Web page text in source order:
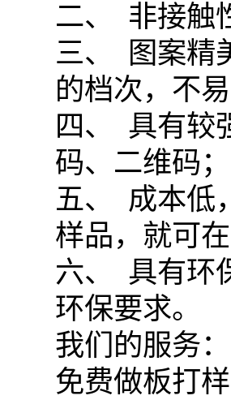
二、 非接触
三、 图案精
的档次，不
四、 具有较
码、二维码；
五、 成本低
样品，就可
六、 具有环
环保要求。
我们的服务：
免费做板打